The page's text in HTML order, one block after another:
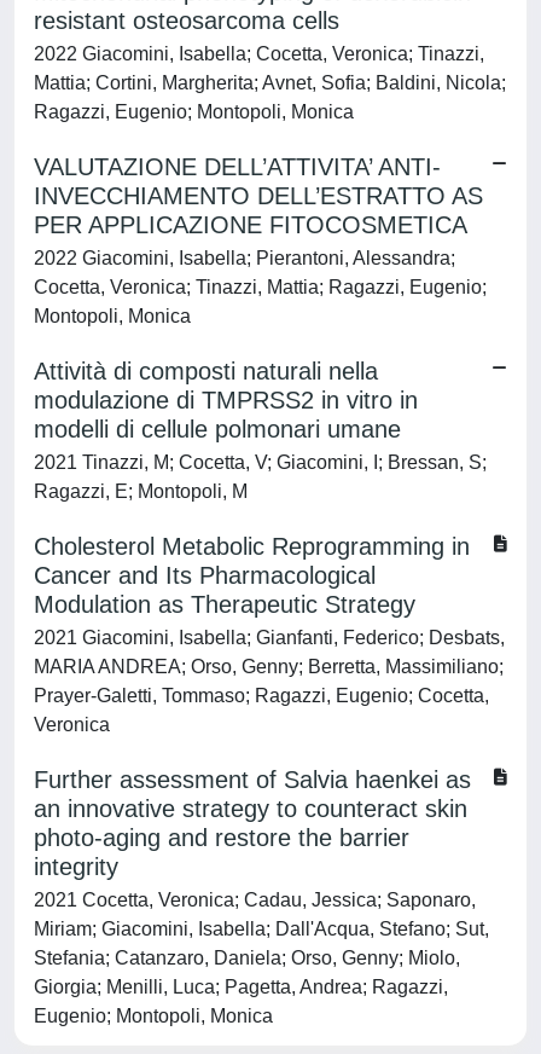
resistant osteosarcoma cells
2022 Giacomini, Isabella; Cocetta, Veronica; Tinazzi,
Mattia; Cortini, Margherita; Avnet, Sofia; Baldini, Nicola;
Ragazzi, Eugenio; Montopoli, Monica
VALUTAZIONE DELL’ATTIVITA’ ANTI-
INVECCHIAMENTO DELL’ESTRATTO AS
PER APPLICAZIONE FITOCOSMETICA
2022 Giacomini, Isabella; Pierantoni, Alessandra;
Cocetta, Veronica; Tinazzi, Mattia; Ragazzi, Eugenio;
Montopoli, Monica
Attività di composti naturali nella
modulazione di TMPRSS2 in vitro in
modelli di cellule polmonari umane
2021 Tinazzi, M; Cocetta, V; Giacomini, I; Bressan, S;
Ragazzi, E; Montopoli, M
Cholesterol Metabolic Reprogramming in
Cancer and Its Pharmacological
Modulation as Therapeutic Strategy
2021 Giacomini, Isabella; Gianfanti, Federico; Desbats,
MARIA ANDREA; Orso, Genny; Berretta, Massimiliano;
Prayer-Galetti, Tommaso; Ragazzi, Eugenio; Cocetta,
Veronica
Further assessment of Salvia haenkei as
an innovative strategy to counteract skin
photo-aging and restore the barrier
integrity
2021 Cocetta, Veronica; Cadau, Jessica; Saponaro,
Miriam; Giacomini, Isabella; Dall'Acqua, Stefano; Sut,
Stefania; Catanzaro, Daniela; Orso, Genny; Miolo,
Giorgia; Menilli, Luca; Pagetta, Andrea; Ragazzi,
Eugenio; Montopoli, Monica